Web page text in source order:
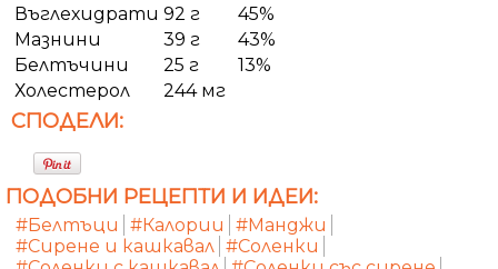
Въглехидрати 92 г
45%
Мазнини
39 г
43%
Белтъчини
25 г
13%
Холестерол
244 мг
СПОДЕЛИ:
ПОДОБНИ РЕЦЕПТИ И ИДЕИ:
#Белтъци #Калории
#Манджи
#Сирене и кашкавал #Соленки